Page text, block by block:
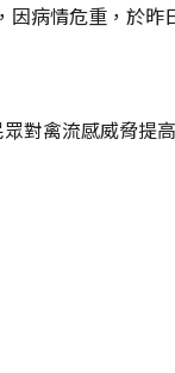
病情危重，於昨
對禽流感威脅提